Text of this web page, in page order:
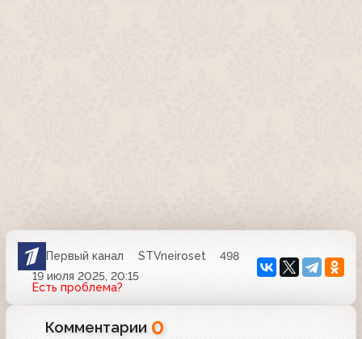
Первый канал STVneiroset
498
19 июля 2025, 20:15
Есть проблема?
Комментарии 0